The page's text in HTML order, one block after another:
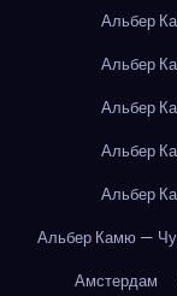
Альбер
Альбер
Альбер
Альбер
Альбер
Альбер Камю —
Амстердам